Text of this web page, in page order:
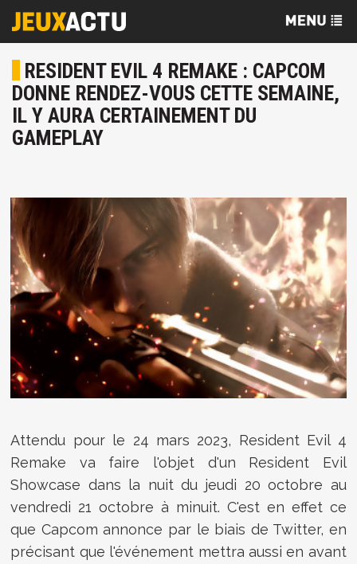
RESIDENT EVIL 4 REMAKE : CAPCOM
DONNE RENDEZ-VOUS CETTE SEMAINE,
IL Y AURA CERTAINEMENT DU
GAMEPLAY
Attendu pour le 24 mars 2023, Resident Evil 4
Remake va faire l'objet d'un Resident Evil
Showcase dans la nuit du jeudi 20 octobre au
vendredi 21 octobre à minuit. C'est en effet ce
que Capcom annonce par le biais de Twitter, en
précisant que l'événement mettra aussi en avant